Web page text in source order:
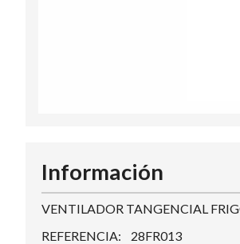
Información
VENTILADOR TANGENCIAL
REFERENCIA: 28FR013